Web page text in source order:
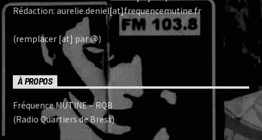
Rédaction: aurelie.deniel[at]frequencemutine.fr
(remplacer [at] par @)
À PROPOS
Fréquence MUTINE – RQB
(Radio Quartiers de Brest)